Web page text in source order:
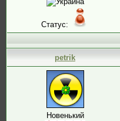
Статус:
petrik
Новенький